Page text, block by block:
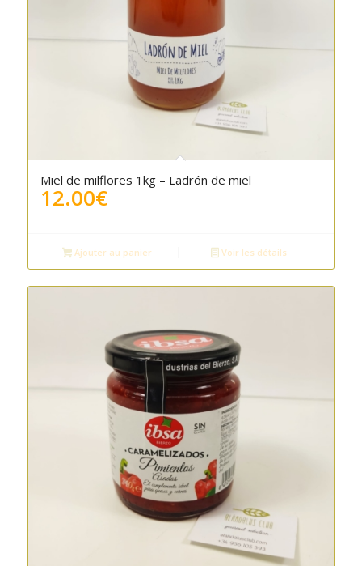
Miel de milflores 1kg – Ladrón de miel
12.00€
Ajouter au panier Voir les détails